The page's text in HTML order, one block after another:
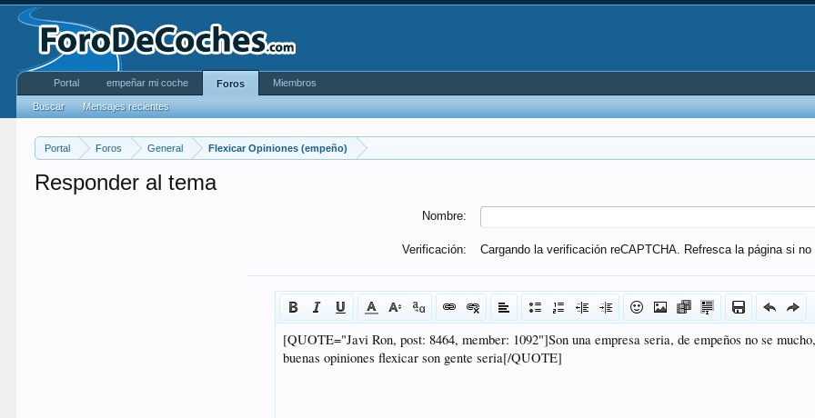
Portal Foros General Flexicar Opiniones (empeño)
Responder al tema
Nombre:
Verificación: Cargando la verificación reCAPTCHA. Refresca la página si no
Portal empeñar mi coche Foros
Buscar Mensajes recientes
Miembros